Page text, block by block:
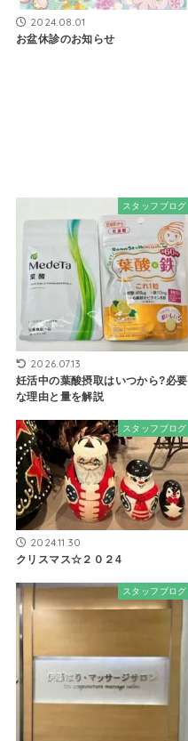
2024.08.01
お盆休診のお知らせ
スタッフブログ
2026.07.13
妊活中の葉酸摂取はいつから?必要
な理由と量を解説
スタッフブログ
2024.11.30
クリスマス☆２０２4
スタッフブログ